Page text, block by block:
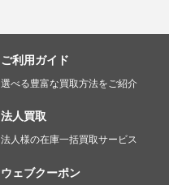
ご利用ガイド
選べる豊富な買取方法をご紹介
法人買取
法人様の在庫一括買取サービス
ウェブクーポン